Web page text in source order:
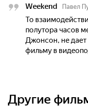
Weekend Павел
То
полутора часов
Джонсон, не дает
фильму в
Другие